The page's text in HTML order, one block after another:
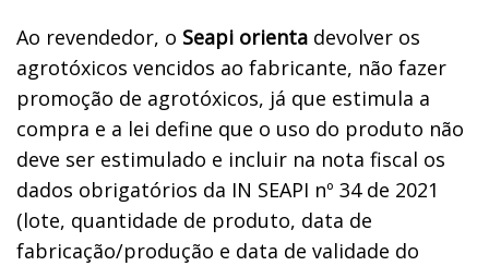
Ao revendedor, o Seapi orienta devolver os
agrotóxicos vencidos ao fabricante, não fazer
promoção de agrotóxicos, já que estimula a
compra e a lei define que o uso do produto não
deve ser estimulado e incluir na nota fiscal os
dados obrigatórios da IN SEAPI nº 34 de 2021
(lote, quantidade de produto, data de
fabricação/produção e data de validade do